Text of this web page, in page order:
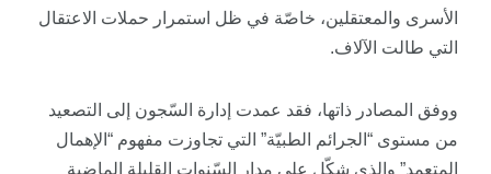
الأسرى والمعتقلين، خاصّة في ظل استمرار حملات الاعتقال
التي طالت الآلاف.
ووفق المصادر ذاتها، فقد عمدت إدارة السّجون إلى التصعيد
من مستوى “الجرائم الطبيّة” التي تجاوزت مفهوم “الإهمال
المتعمد” والذي شكّل على مدار السّنوات القليلة الماضية